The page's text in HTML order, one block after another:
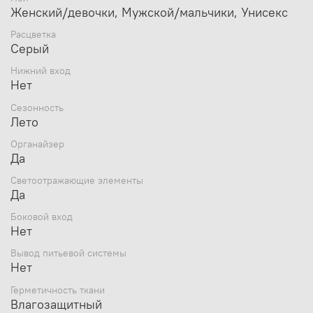
Рекомендации по уходу
Чтобы изделие служило долго и надёжно, за ним
ярлыке изделия.
Стирка: Ручная стирка при температуре воды до 40 °C.
Изделие не тереть, отжимать аккуратно, без
перекручивания.
Отбеливание: Отбеливание запрещено.
Сушка: Сушка в вертикальном положении без отжима,
барабанная сушка запрещена.
Глажка: Глажение запрещено.
Женский/девочки, Мужской/мальчики, Унисекс
Расцветка
Серый
Нижний вход
Нет
Сезонность
Лето
Органайзер
Да
Светоотражающие элементы
Да
Боковой вход
Нет
Вывод питьевой системы
Нет
Герметичность ткани
Влагозащитный